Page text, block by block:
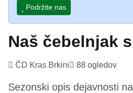
Podržite nas
Naš čebelnjak
ČD Kras Brkini 88 ogledov
Sezonski opis dejavnosti